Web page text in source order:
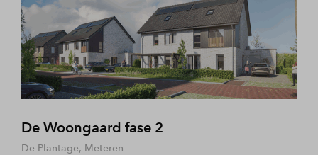
De Woongaard fase 2
De Plantage, Meteren